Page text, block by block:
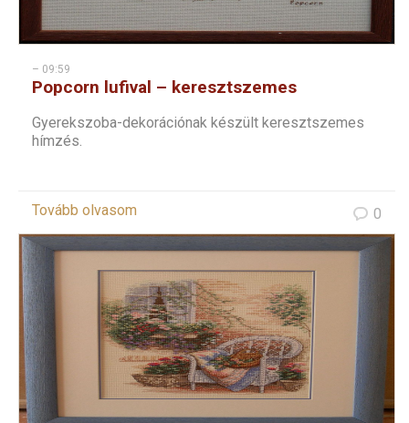
– 09:59
Popcorn lufival – keresztszemes
Gyerekszoba-dekorációnak készült keresztszemes
hímzés.
Tovább olvasom 0